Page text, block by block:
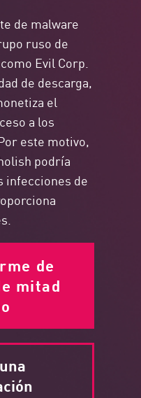
de malware
ruso de
Evil Corp.
de descarga,
el
a los
este motivo,
podría
infecciones de
de
mitad